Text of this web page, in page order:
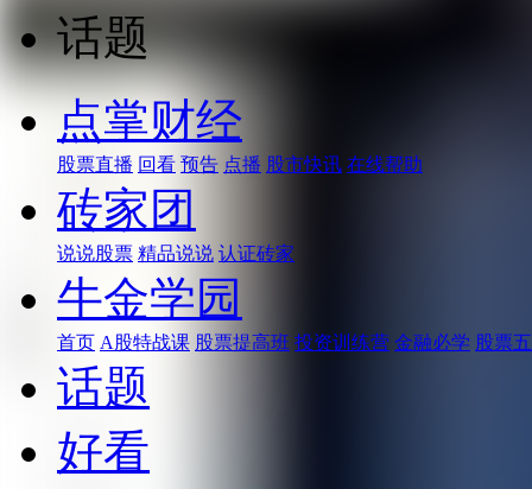
话题
点掌财经
股票直播 回看 预告 点播 股市快讯 在线帮助
砖家团
说说股票 精品说说 认证砖家
牛金学园
首页 A股特战课 股票提高班 投资训练营 金融必学 股票
话题
好看